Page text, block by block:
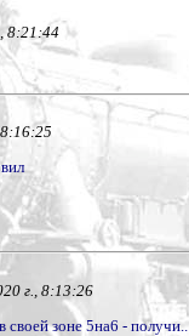
8:21:44
г., 8:13:26
своей зоне 5на6 - получи..